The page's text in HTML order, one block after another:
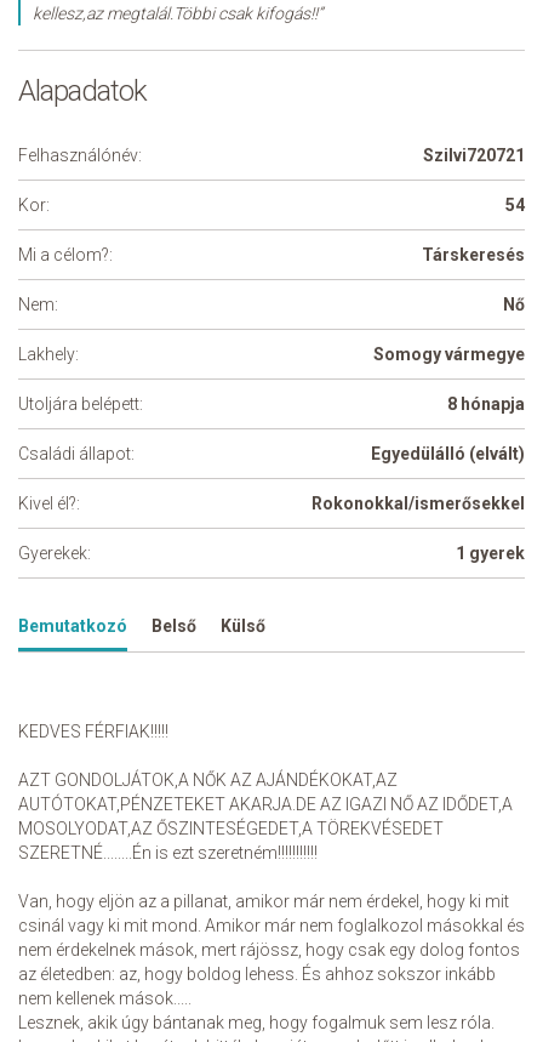
kellesz,az megtalál.Többi csak kifogás!!”
Alapadatok
Felhasználónév: Szilvi720721
Kor: 54
Mi a célom?: Társkeresés
Nem: Nő
Lakhely: Somogy vármegye
Utoljára belépett: 8 hónapja
Családi állapot: Egyedülálló (elvált)
Kivel él?: Rokonokkal/ismerősekkel
Gyerekek: 1 gyerek
Bemutatkozó Belső Külső
KEDVES FÉRFIAK!!!!!
AZT GONDOLJÁTOK,A NŐK AZ AJÁNDÉKOKAT,AZ
AUTÓTOKAT,PÉNZETEKET AKARJA.DE AZ IGAZI NŐ AZ IDŐDET,A
MOSOLYODAT,AZ ŐSZINTESÉGEDET,A TÖREKVÉSEDET
SZERETNÉ........Én is ezt szeretném!!!!!!!!!!!
Van, hogy eljön az a pillanat, amikor már nem érdekel, hogy ki mit
csinál vagy ki mit mond. Amikor már nem foglalkozol másokkal és
nem érdekelnek mások, mert rájössz, hogy csak egy dolog fontos
az életedben: az, hogy boldog lehess. És ahhoz sokszor inkább
nem kellenek mások.....
Lesznek, akik úgy bántanak meg, hogy fogalmuk sem lesz róla.